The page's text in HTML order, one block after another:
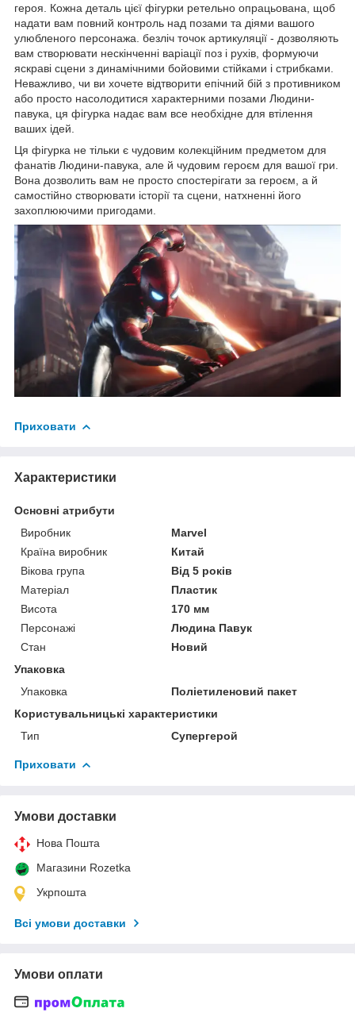
героя. Кожна деталь цієї фігурки ретельно опрацьована, щоб
надати вам повний контроль над позами та діями вашого
улюбленого персонажа. безліч точок артикуляції - дозволяють
вам створювати нескінченні варіації поз і рухів, формуючи
яскраві сцени з динамічними бойовими стійками і стрибками.
Неважливо, чи ви хочете відтворити епічний бій з противником
або просто насолодитися характерними позами Людини-
павука, ця фігурка надає вам все необхідне для втілення
ваших ідей.
Ця фігурка не тільки є чудовим колекційним предметом для
фанатів Людини-павука, але й чудовим героєм для вашої гри.
Вона дозволить вам не просто спостерігати за героєм, а й
самостійно створювати історії та сцени, натхненні його
захоплюючими пригодами.
Приховати
Характеристики
Основні атрибути
Виробник
Marvel
Країна виробник
Китай
Вікова група
Від 5 років
Матеріал
Пластик
Висота
170 мм
Персонажі
Людина Павук
Стан
Новий
Упаковка
Упаковка
Поліетиленовий пакет
Користувальницькі характеристики
Тип
Супергерой
Приховати
Умови доставки
Нова Пошта
Магазини Rozetka
Укрпошта
Всі умови доставки
Умови оплати